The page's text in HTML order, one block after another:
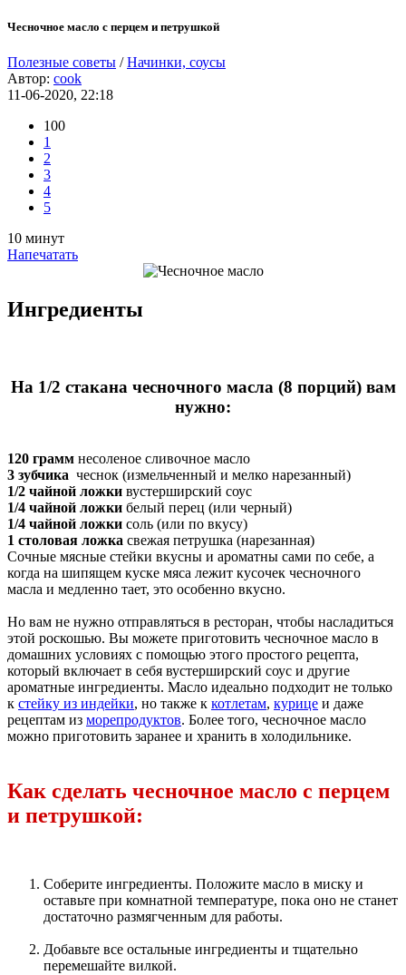
Чесночное масло с перцем и петрушкой
Полезные советы /Начинки, соусы
Автор: cook
11-06-2020, 22:18
100
1
2
3
4
5
10 минут
Напечатать
Ингредиенты
На 1/2 стакана чесночного масла (8 порций) вам
нужно:
120 грамм несоленое сливочное масло
3 зубчика чеснок (измельченный и мелко нарезанный)
1/2 чайной ложки вустерширский соус
1/4 чайной ложки белый перец (или черный)
1/4 чайной ложки соль (или по вкусу)
1 столовая ложка свежая петрушка (нарезанная)
Сочные мясные стейки вкусны и ароматны сами по себе, а
когда на шипящем куске мяса лежит кусочек чесночного
масла и медленно тает, это особенно вкусно.
Но вам не нужно отправляться в ресторан, чтобы насладиться
этой роскошью. Вы можете приготовить чесночное масло в
домашних условиях с помощью этого простого рецепта,
который включает в себя вустерширский соус и другие
ароматные ингредиенты. Масло идеально подходит не только
к стейку из индейки, но также к котлетам, курице и даже
рецептам из морепродуктов. Более того, чесночное масло
можно приготовить заранее и хранить в холодильнике.
Как сделать чесночное масло с перцем
и петрушкой:
Соберите ингредиенты. Положите масло в миску и
оставьте при комнатной температуре, пока оно не станет
достаточно размягченным для работы.
Добавьте все остальные ингредиенты и тщательно
перемешайте вилкой.